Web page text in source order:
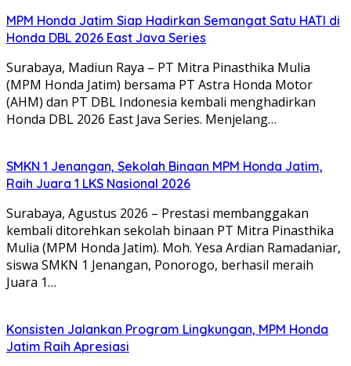
MPM Honda Jatim Siap Hadirkan Semangat Satu HATI di
Honda DBL 2026 East Java Series
Surabaya, Madiun Raya – PT Mitra Pinasthika Mulia
(MPM Honda Jatim) bersama PT Astra Honda Motor
(AHM) dan PT DBL Indonesia kembali menghadirkan
Honda DBL 2026 East Java Series. Menjelang…
SMKN 1 Jenangan, Sekolah Binaan MPM Honda Jatim,
Raih Juara 1 LKS Nasional 2026
Surabaya, Agustus 2026 – Prestasi membanggakan
kembali ditorehkan sekolah binaan PT Mitra Pinasthika
Mulia (MPM Honda Jatim). Moh. Yesa Ardian Ramadaniar,
siswa SMKN 1 Jenangan, Ponorogo, berhasil meraih
Juara 1…
Konsisten Jalankan Program Lingkungan, MPM Honda
Jatim Raih Apresiasi